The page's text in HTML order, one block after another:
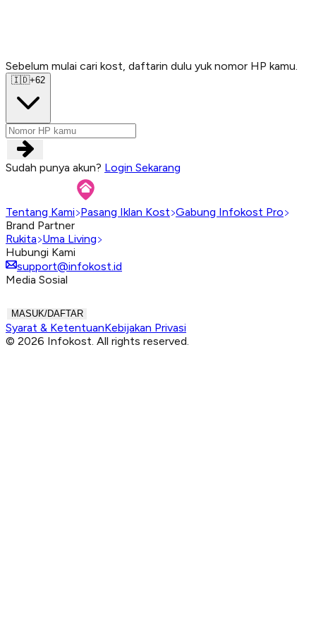
Sebelum mulai cari kost, daftarin dulu yuk nomor HP kamu.
🇮🇩+62
Sudah punya akun? Login Sekarang
Tentang Kami Pasang Iklan Kost Gabung Infokost Pro
Brand Partner
Rukita Uma Living
Hubungi Kami
support@infokost.id
Media Sosial
MASUK/DAFTAR
Syarat & KetentuanKebijakan Privasi
© 2026 Infokost. All rights reserved.